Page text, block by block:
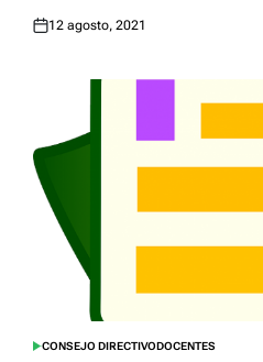
Posted
12 agosto, 2021
POSTED
CONSEJO DIRECTIVODOCENTES